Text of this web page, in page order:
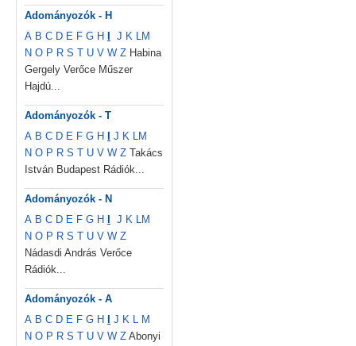
Adományozók - H
A B C D E F G H J K LM
N O P R S T U V W Z Habina
Gergely Verőce Műszer
Hajdú...
Adományozók - T
A B C D E F G H J K LM
N O P R S T U V W Z Takács
István Budapest Rádiók...
Adományozók - N
A B C D E F G H J K LM
N O P R S T U V W Z
Nádasdi András Verőce
Rádiók...
Adományozók - A
A B C D E F G H J K L M
N O P R S T U V W Z Abonyi